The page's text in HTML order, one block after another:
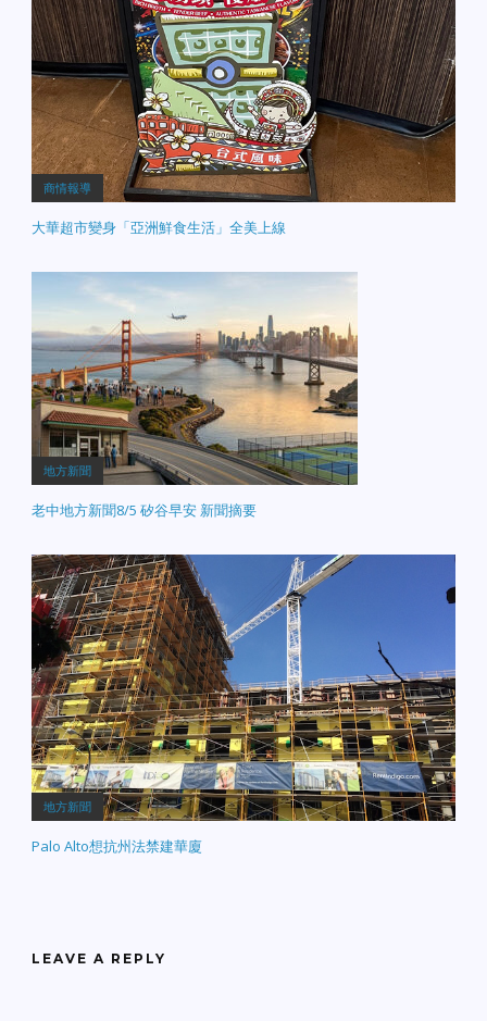
商情報導
大華超市變身「亞洲鮮食生活」全美上線
地方新聞
老中地方新聞8/5 矽谷早安 新聞摘要
地方新聞
Palo Alto想抗州法禁建華廈
LEAVE A REPLY